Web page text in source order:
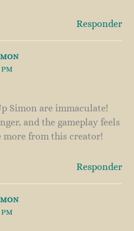
Responder
PM
Simon are immaculate!
and the gameplay feels
more from this creator!
Responder
PM